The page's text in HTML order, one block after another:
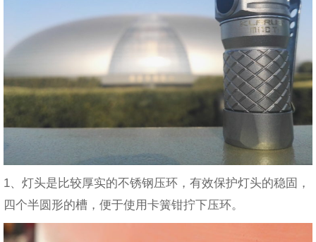
1、灯头是比较厚实的不锈钢压环，有效保护灯头的稳固，
四个半圆形的槽，便于使用卡簧钳拧下压环。